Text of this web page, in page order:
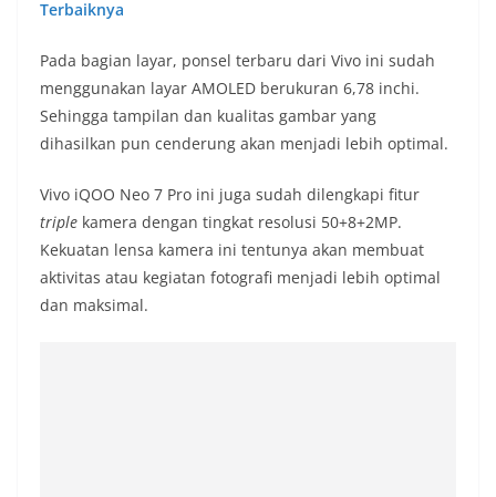
Terbaiknya
Pada bagian layar, ponsel terbaru dari Vivo ini sudah
menggunakan layar AMOLED berukuran 6,78 inchi.
Sehingga tampilan dan kualitas gambar yang
dihasilkan pun cenderung akan menjadi lebih optimal.
Vivo iQOO Neo 7 Pro ini juga sudah dilengkapi fitur
triple kamera dengan tingkat resolusi 50+8+2MP.
Kekuatan lensa kamera ini tentunya akan membuat
aktivitas atau kegiatan fotografi menjadi lebih optimal
dan maksimal.